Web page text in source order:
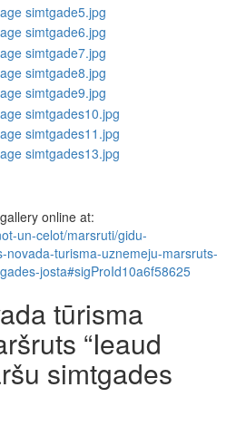
online at:
un-celot/marsruti/gidu-
novada-turisma-uznemeju-marsruts-
josta#sigProId10a6f58625
tūrisma
“Ieaud
simtgades